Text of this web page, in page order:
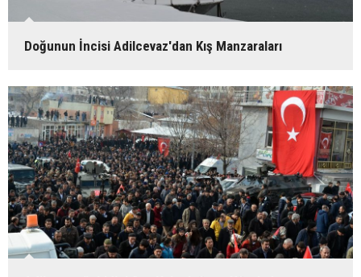
Doğunun İncisi Adilcevaz'dan Kış Manzaraları